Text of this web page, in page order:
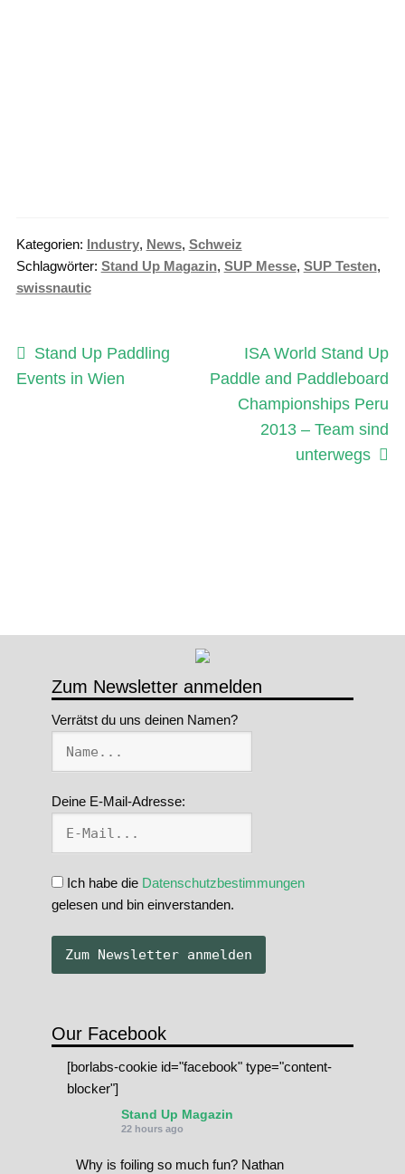
Zum Newsletter anmelden
Verrätst du uns deinen Namen?
Deine E-Mail-Adresse:
Ich habe die Datenschutzbestimmungen
gelesen und bin einverstanden.
Our Facebook
[borlabs-cookie id="facebook" type="content-
blocker"]
Stand Up Magazin
22 hours ago
Why is foiling so much fun? Nathan
Kategorien: Industry, News, Schweiz
Schlagwörter: Stand Up Magazin, SUP Messe, SUP Testen,
swissnautic
Beitragsnavigation
Vorheriger
Beitrag:
Stand Up Paddling
Events in Wien
Nächster
Beitrag:
ISA World Stand Up
Paddle and Paddleboard
Championships Peru
2013 – Team sind
unterwegs